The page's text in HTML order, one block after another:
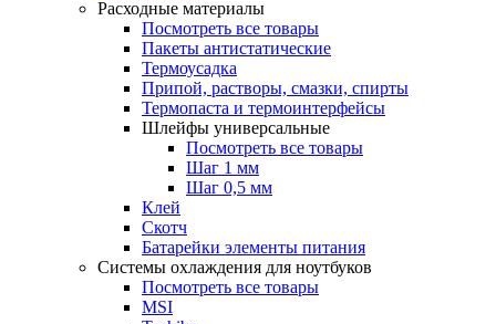
Расходные материалы
Посмотреть все товары
Пакеты антистатические
Термоусадка
Припой, растворы, смазки, спирты
Термопаста и термоинтерфейсы
Шлейфы универсальные
Посмотреть все товары
Шаг 1 мм
Шаг 0,5 мм
Клей
Скотч
Батарейки элементы питания
Системы охлаждения для ноутбуков
Посмотреть все товары
MSI